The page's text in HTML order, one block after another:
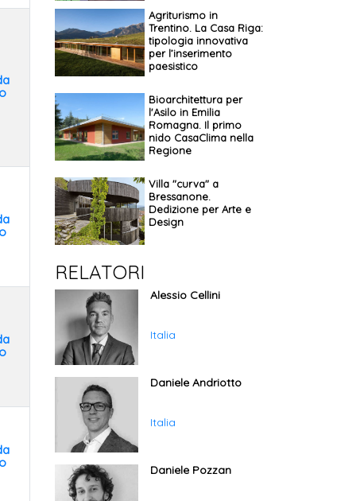
Agriturismo in
Trentino. La Casa Riga:
tipologia innovativa
per l’inserimento
paesistico
Bioarchitettura per
l'Asilo in Emilia
Romagna. Il primo
nido CasaClima nella
Regione
Villa "curva" a
Bressanone.
Dedizione per Arte e
Design
RELATORI
Alessio Cellini
Italia
Daniele Andriotto
Italia
Daniele Pozzan